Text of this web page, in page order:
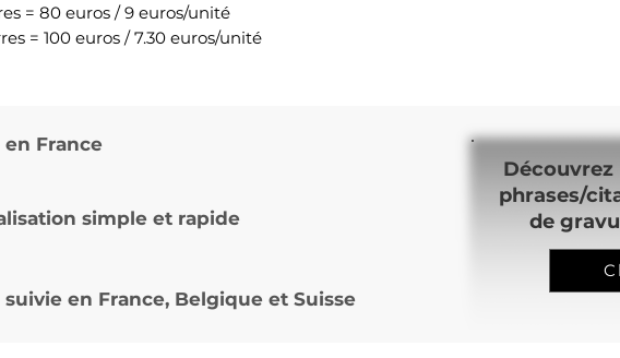
= 80 euros / 9 euros/unité
= 100 euros / 7.30 euros/unité
France
simple et rapide
suivie en France, Belgique et Suisse
phrases/
de